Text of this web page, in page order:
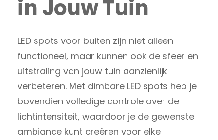
in Jouw Tuin
LED spots voor buiten zijn niet alleen
functioneel, maar kunnen ook de sfeer en
uitstraling van jouw tuin aanzienlijk
verbeteren. Met dimbare LED spots heb je
bovendien volledige controle over de
lichtintensiteit, waardoor je de gewenste
ambiance kunt creëren voor elke